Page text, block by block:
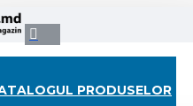
PRODUSELOR